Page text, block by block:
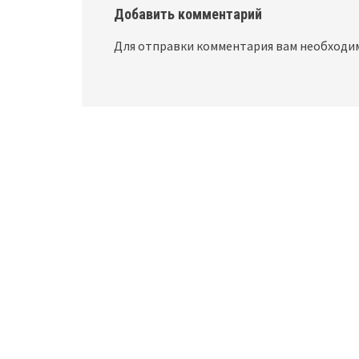
Добавить комментарий
Для отправки комментария вам